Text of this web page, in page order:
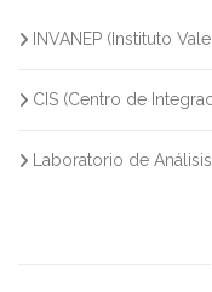
INVANEP (Instituto
CIS (Centro de
Laboratorio de